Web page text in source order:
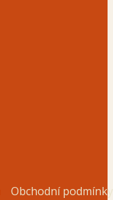
Obchodní podmínky